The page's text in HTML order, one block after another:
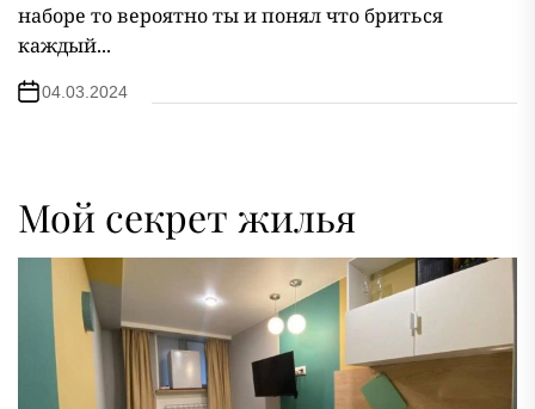
наборе то вероятно ты и понял что бриться
каждый...
04.03.2024
Мой секрет жилья